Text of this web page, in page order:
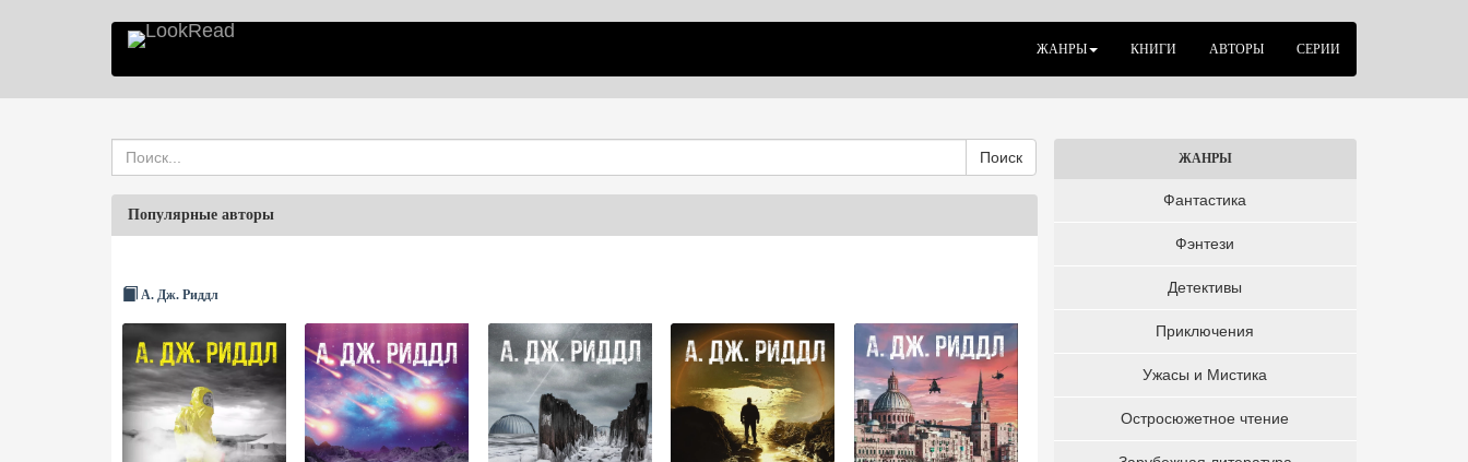
ЖАНРЫ КНИГИ АВТОРЫ СЕРИИ
Поиск
Популярные авторы
А. Дж. Риддл
ЖАНРЫ
Фантастика
Фэнтези
Детективы
Приключения
Ужасы и Мистика
Остросюжетное чтение